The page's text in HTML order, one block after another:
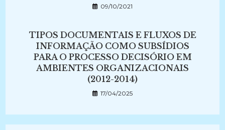
09/10/2021
TIPOS DOCUMENTAIS E FLUXOS DE
INFORMAÇÃO COMO SUBSÍDIOS
PARA O PROCESSO DECISÓRIO EM
AMBIENTES ORGANIZACIONAIS
(2012-2014)
17/04/2025